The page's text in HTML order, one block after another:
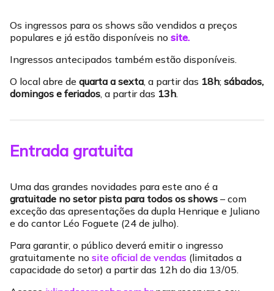
Os ingressos para os shows são vendidos a preços
populares e já estão disponíveis no site.
Ingressos antecipados também estão disponíveis.
O local abre de quarta a sexta, a partir das 18h; sábados,
domingos e feriados, a partir das 13h.
Entrada gratuita
Uma das grandes novidades para este ano é a
gratuitade no setor pista para todos os shows – com
exceção das apresentações da dupla Henrique e Juliano
e do cantor Léo Foguete (24 de julho).
Para garantir, o público deverá emitir o ingresso
gratuitamente no site oficial de vendas (limitados a
capacidade do setor) a partir das 12h do dia 13/05.